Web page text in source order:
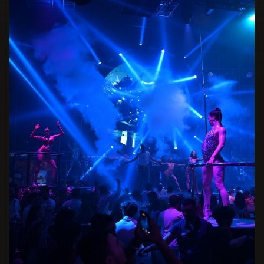
Doğum Yeriniz *
Doğum Tarihiniz *
Cinsiyet *
Adres *
En Sevdiğiniz Sanatçılar *
Favori Dj leriniz *
Hangi Müzik Tarzını Dinliyorsunuz? *
Club Inferno'da Favori Kokteyliniz *
Club Inferno da Hangi Konseptte Bir Parti Düzenlemek
İsterdiniz? *